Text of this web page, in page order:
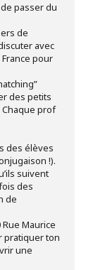
passer du
de
avec
pour
des petits
prof
des élèves
!).
suivent
des
de
Maurice
pratiquer ton
une